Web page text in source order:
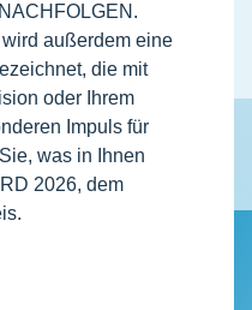
außerdem eine
die mit
oder Ihrem
Impuls für
was in Ihnen
2026, dem